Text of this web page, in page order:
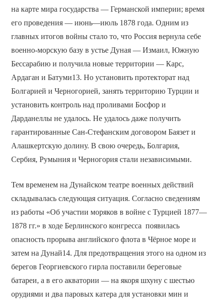
на карте мира государства — Германской империи; время
его проведения — июнь—июль 1878 года. Одним из
главных итогов войны стало то, что Россия вернула себе
военно-морскую базу в устье Дуная — Измаил, Южную
Бессарабию и получила новые территории — Карс,
Ардаган и Батуми13. Но установить протекторат над
Болгарией и Черногорией, занять территорию Турции и
установить контроль над проливами Босфор и
Дарданеллы не удалось. Не удалось даже получить
гарантированные Сан-Стефанским договором Баязет и
Алашкертскую долину. В свою очередь, Болгария,
Сербия, Румыния и Черногория стали независимыми.
Тем временем на Дунайском театре военных действий
складывалась следующая ситуация. Согласно сведениям
из работы «Об участии моряков в войне с Турцией 1877—
1878 гг.» в ходе Берлинского конгресса появилась
опасность прорыва английского флота в Чёрное море и
затем на Дунай14. Для предотвращения этого на одном из
берегов Георгиевского гирла поставили береговые
батареи, а в его акватории — на якоря шхуну с шестью
орудиями и два паровых катера для установки мин и